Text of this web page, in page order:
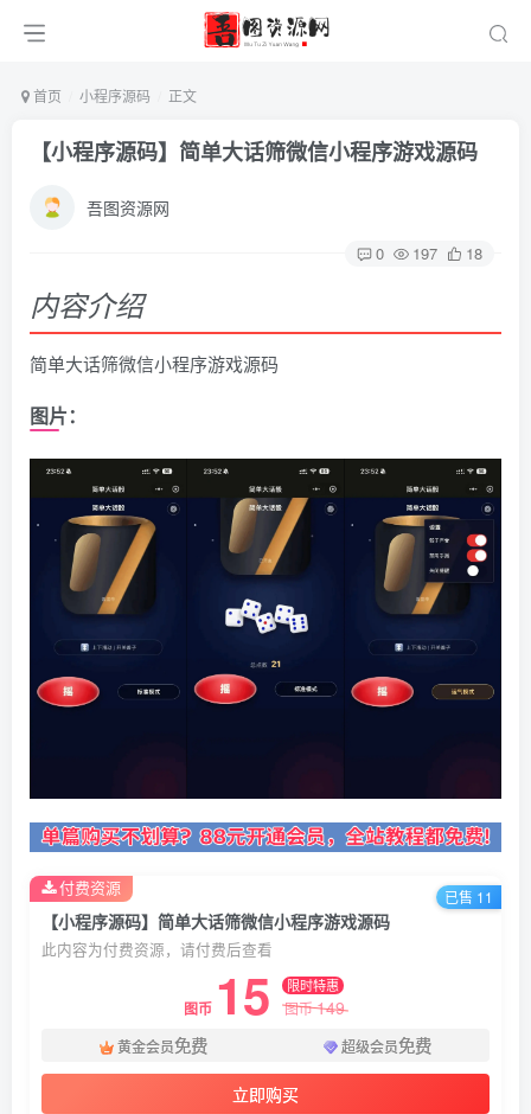
首页 小程序源码 正文
【小程序源码】简单大话筛微信小程序游戏源码
吾图资源网
0 197 18
内容介绍
简单大话筛微信小程序游戏源码
图片：
【小程序源码】简单大话筛微信小程序游戏源码
此内容为付费资源，请付费后查看
图币 15 限时特惠
图币149
黄金会员免费 超级会员免费
立即购买
付费资源 已售 11